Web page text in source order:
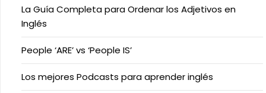
La Guía Completa para Ordenar los Adjetivos en
Inglés
People ‘ARE’ vs ‘People IS’
Los mejores Podcasts para aprender inglés